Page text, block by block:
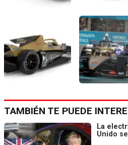
TAMBIÉN TE PUEDE
La
Unido